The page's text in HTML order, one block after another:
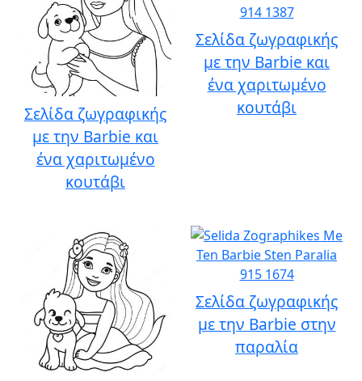
Σελίδα ζωγραφικής
με την Barbie και
ένα χαριτωμένο
κουτάβι
Σελίδα ζωγραφικής
με την Barbie και
ένα χαριτωμένο
κουτάβι
Σελίδα ζωγραφικής
με την Barbie στην
παραλία